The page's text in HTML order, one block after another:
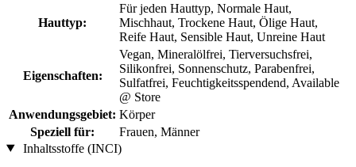
Hauttyp:
Für jeden Hauttyp, Normale Haut,
Mischhaut, Trockene Haut, Ölige Haut,
Reife Haut, Sensible Haut, Unreine Haut
Eigenschaften:
Vegan, Mineralölfrei, Tierversuchsfrei,
Silikonfrei, Sonnenschutz, Parabenfrei,
Sulfatfrei, Feuchtigkeitsspendend, Available
@ Store
Anwendungsgebiet: Körper
Speziell für:
Frauen, Männer
Inhaltsstoffe (INCI)